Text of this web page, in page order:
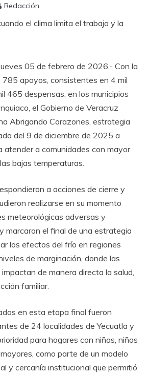
Redacción
el clima limita el trabajo y la
05 de febrero de 2026.- Con la
785 apoyos, consistentes en 4 mil
465 despensas, en los municipios
el Gobierno de Veracruz
Abrigando Corazones, estrategia
del 9 de diciembre de 2025 a
atender a comunidades con mayor
bajas temperaturas.
a acciones de cierre y
realizarse en su momento
meteorológicas adversas y
marcaron el final de una estrategia
los efectos del frío en regiones
de marginación, donde las
de manera directa la salud,
familiar.
en esta etapa final fueron
de 24 localidades de Yecuatla y
para hogares con niñas, niños
como parte de un modelo
y cercanía institucional que permitió